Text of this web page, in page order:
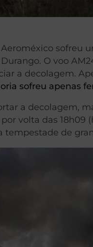
sofreu
O voo
a decolagem.
sofreu apenas
a decolagem,
volta das 18h09
tempestade de